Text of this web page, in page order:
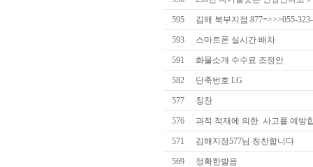
595 김해 북부지점 877=>>>055-
593 스마트폰 실시간 배차
591 화물소개 수수료 조정안
582 단축번호 LG
577 칭찬
576 과적 적재에 의한 사고를 예방
571 김해지점577님 칭찬합니다
569 정확한발음